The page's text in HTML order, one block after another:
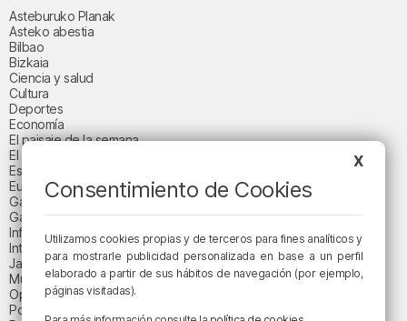
Asteburuko Planak
Asteko abestia
Bilbao
Bizkaia
Ciencia y salud
Cultura
Deportes
Economía
El paisaje de la semana
El paisaje del día
Espacio patrocinado
Euskadi
Gastronomía
Gaurko abestia
Informativos
Internacional
Jaialdi 2025
Música
Opinión
Política
X
Consentimiento de Cookies
Utilizamos cookies propias y de terceros para fines analíticos y
para mostrarle publicidad personalizada en base a un perfil
elaborado a partir de sus hábitos de navegación (por ejemplo,
páginas visitadas).